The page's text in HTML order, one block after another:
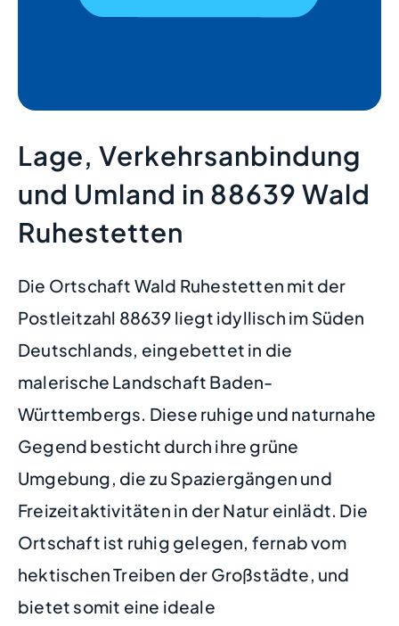
Lage, Verkehrsanbindung
und Umland in 88639 Wald
Ruhestetten
Die Ortschaft Wald Ruhestetten mit der
Postleitzahl 88639 liegt idyllisch im Süden
Deutschlands, eingebettet in die
malerische Landschaft Baden-
Württembergs. Diese ruhige und naturnahe
Gegend besticht durch ihre grüne
Umgebung, die zu Spaziergängen und
Freizeitaktivitäten in der Natur einlädt. Die
Ortschaft ist ruhig gelegen, fernab vom
hektischen Treiben der Großstädte, und
bietet somit eine ideale